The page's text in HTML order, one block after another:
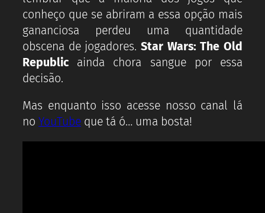
conheço que se abriram a essa opção mais
gananciosa perdeu uma quantidade
obscena de jogadores. Star Wars: The Old
Republicainda chora sangue por essa
decisão.
Mas enquanto isso acesse nosso canal lá
no YouTubeque tá ó… uma bosta!